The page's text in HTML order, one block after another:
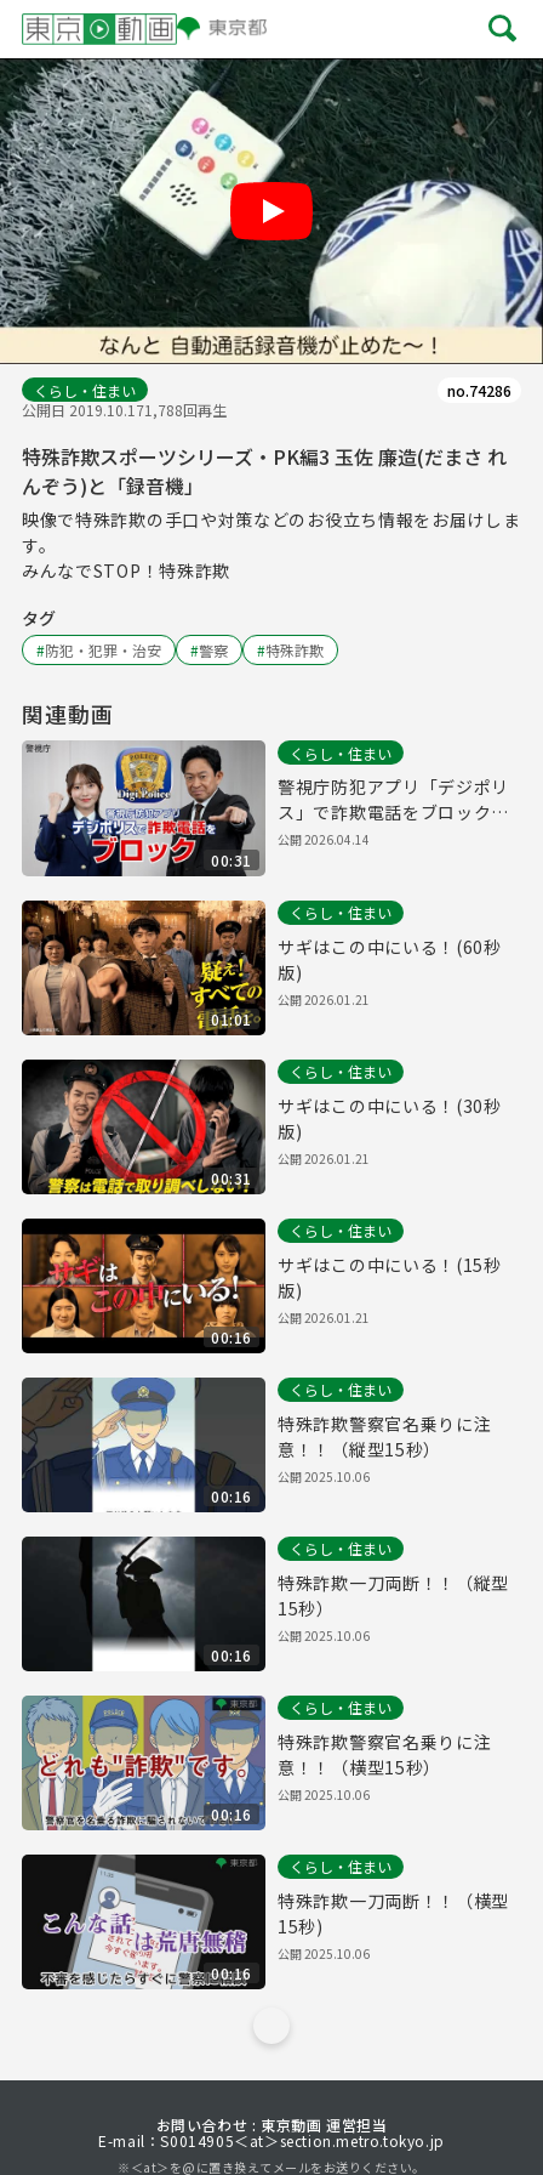
Play
くらし・住まい
公開日 2019.10.171,788回再生
no.74286
特殊詐欺スポーツシリーズ・PK編3 玉佐 廉造(だまさ れ
んぞう)と「録音機」
映像で特殊詐欺の手口や対策などのお役立ち情報をお届けしま
す。
みんなでSTOP！特殊詐欺
タグ
#防犯・犯罪・治安 #警察 #特殊詐欺
関連動画
00:31
くらし・住まい
警視庁防犯アプリ「デジポリ
ス」で詐欺電話をブロック！
（30秒版）
公開2026.04.14
01:01
くらし・住まい
サギはこの中にいる！(60秒
版)
公開2026.01.21
00:31
くらし・住まい
サギはこの中にいる！(30秒
版)
公開2026.01.21
00:16
くらし・住まい
サギはこの中にいる！(15秒
版)
公開2026.01.21
00:16
くらし・住まい
特殊詐欺警察官名乗りに注
意！！（縦型15秒）
公開2025.10.06
00:16
くらし・住まい
特殊詐欺一刀両断！！（縦型
15秒）
公開2025.10.06
00:16
くらし・住まい
特殊詐欺警察官名乗りに注
意！！（横型15秒）
公開2025.10.06
00:16
くらし・住まい
特殊詐欺一刀両断！！（横型
15秒)
公開2025.10.06
お問い合わせ : 東京動画 運営担当
E-mail：S0014905＜at＞section.metro.tokyo.jp
※＜at＞を@に置き換えてメールをお送りください。